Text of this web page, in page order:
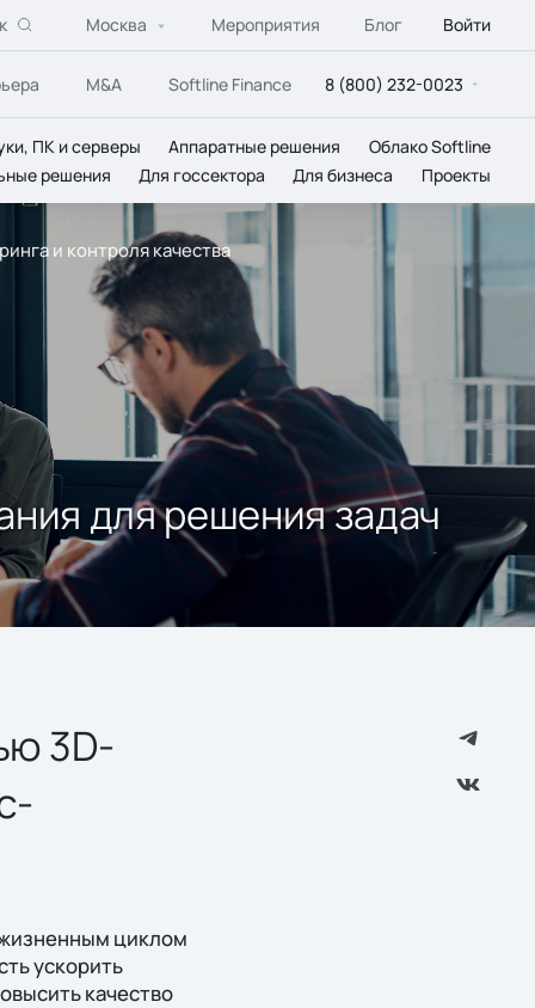
Москва Мероприятия Блог Войти
M&A Softline Finance 8 (800) 232-0023
ПК и серверы Аппаратные решения
Облако Softline
решения Для госсектора Для бизнеса Проекты
и контроля качества
для решения задач
3D-
циклом
ускорить
качество